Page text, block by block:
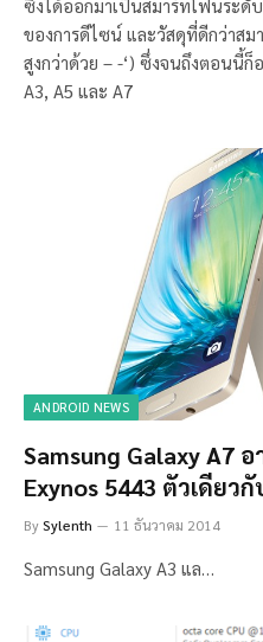
ซึ่งได้ออกมาเป็นสมาร์ทโฟนระดั
ของการดีไซน์ และวัสดุที่ดีกว่าสม
สูงกว่าด้วย – -‘) ซึ่งจนถึงตอนนี้
A3, A5 และ A7
ANDROID NEWS
Samsung Galaxy A7
Exynos 5443 ตัวเดียว
BySylenth 11 ธันวาคม 2014
Samsung Galaxy A3 แล…